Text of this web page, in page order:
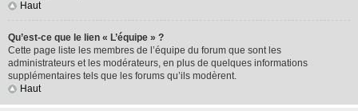
Haut
Qu’est-ce que le lien « L’équipe » ?
Cette page liste les membres de l’équipe du forum que sont les
administrateurs et les modérateurs, en plus de quelques informations
supplémentaires tels que les forums qu’ils modèrent.
Haut